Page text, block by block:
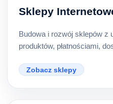
Sklepy
Budowa i rozwój sklepów z
produktów, płatnościami,
Zobacz sklepy